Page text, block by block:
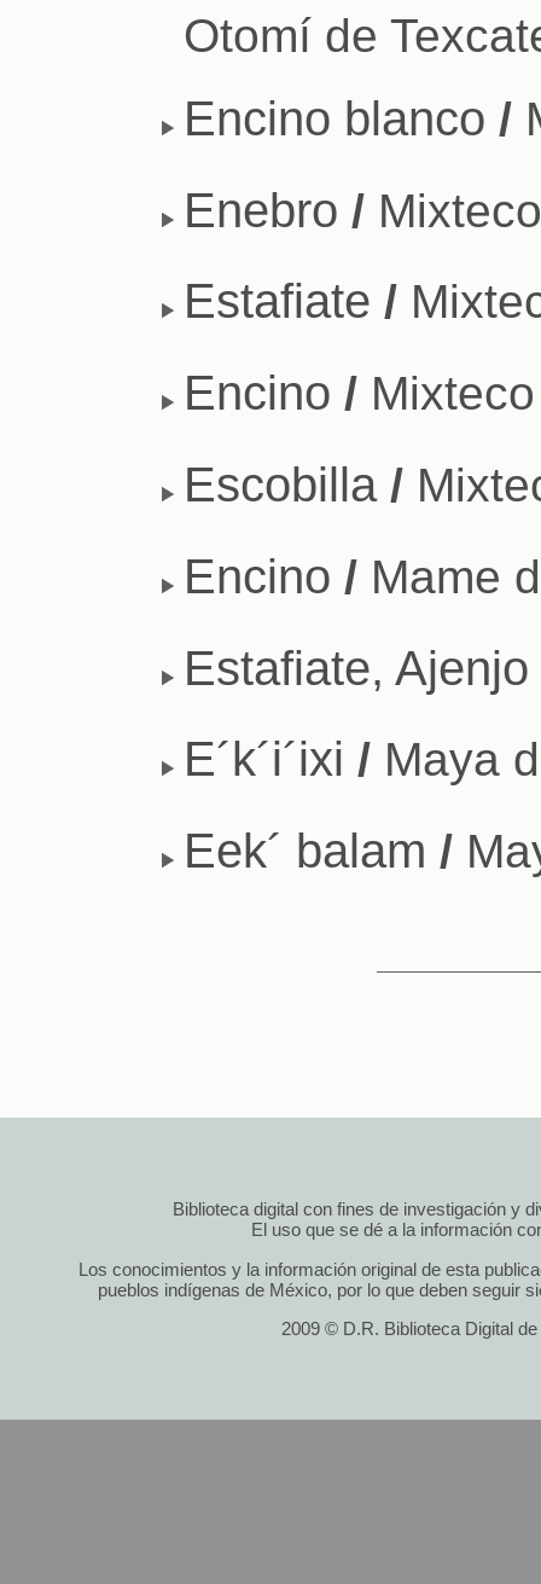
Otomí de
Encino blanco /
Enebro /
Estafiate /
Encino /
Escobilla /
Encino / Mame
Estafiate, Ajenjo
E´k´i´ixi / Maya
Eek´ balam /
Biblioteca digital con fines de investigación y
El uso que se dé a la información
Los conocimientos y la información original de esta
pueblos indígenas de México, por lo que deben seguir
2009 © D.R. Biblioteca Digital